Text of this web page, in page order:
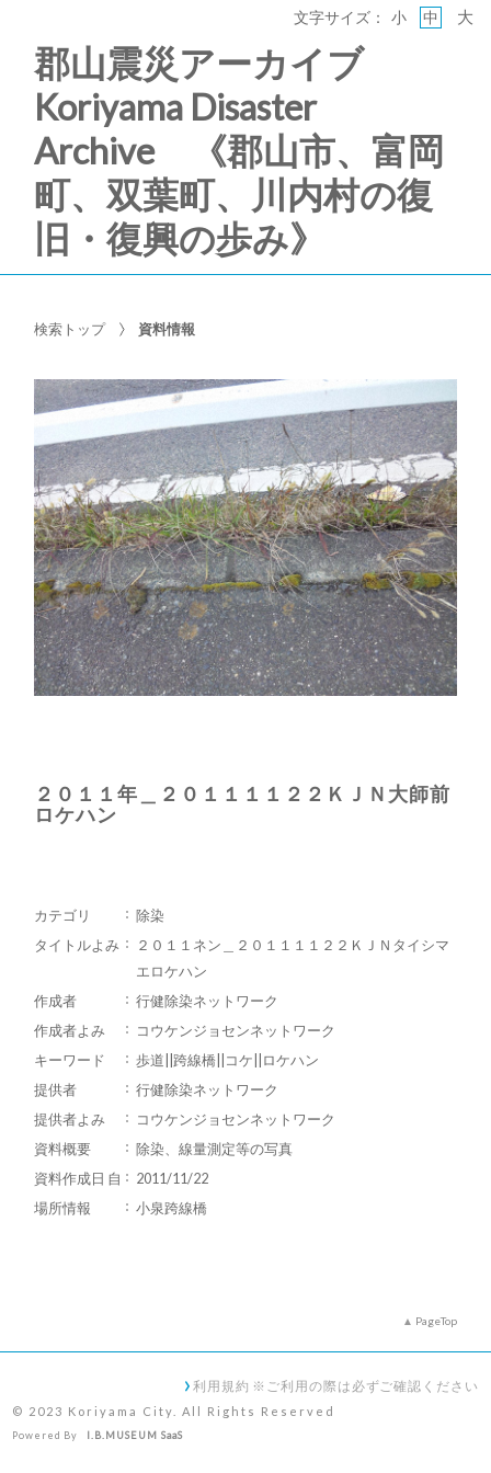
郡山震災アーカイブ
Koriyama Disaster
Archive 《郡山市、富岡
町、双葉町、川内村の復
旧・復興の歩み》
文字サイズ： 小 中 大
検索トップ 資料情報
２０１１年＿２０１１１１２２ＫＪＮ大師前
ロケハン
カテゴリ
除染
タイトルよみ
２０１１ネン＿２０１１１１２２ＫＪＮタイシマ
エロケハン
作成者
行健除染ネットワーク
作成者よみ
コウケンジョセンネットワーク
キーワード
歩道||跨線橋||コケ||ロケハン
提供者
行健除染ネットワーク
提供者よみ
コウケンジョセンネットワーク
資料概要
除染、線量測定等の写真
資料作成日 自
2011/11/22
場所情報
小泉跨線橋
PageTop
利用規約 ※ご利用の際は必ずご確認ください
© 2023 Koriyama City. All Rights Reserved
Powered By I.B.MUSEUM SaaS